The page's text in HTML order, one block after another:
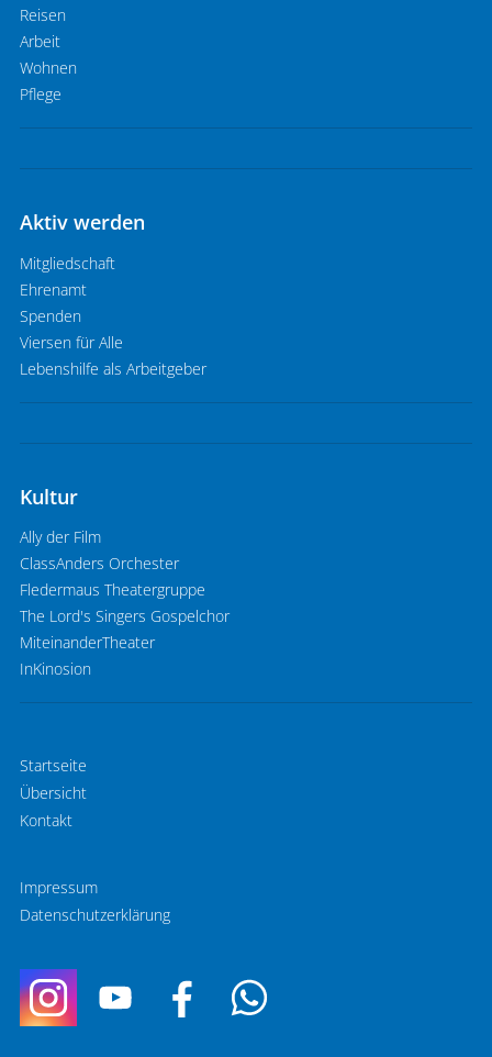
Reisen
Arbeit
Wohnen
Pflege
Aktiv werden
Mitgliedschaft
Ehrenamt
Spenden
Viersen für Alle
Lebenshilfe als Arbeitgeber
Kultur
Ally der Film
ClassAnders Orchester
Fledermaus Theatergruppe
The Lord's Singers Gospelchor
MiteinanderTheater
InKinosion
Startseite
Übersicht
Kontakt
Impressum
Datenschutzerklärung